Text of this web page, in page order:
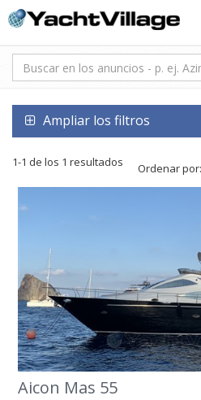
Ampliar los filtros
1-1 de los 1 resultados Ordenar por:
Aicon Mas 55